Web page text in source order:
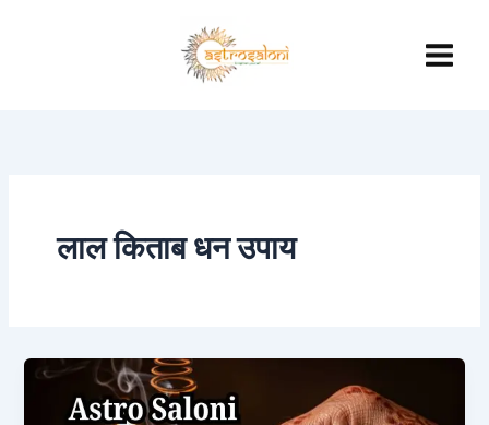
लाल किताब धन उपाय